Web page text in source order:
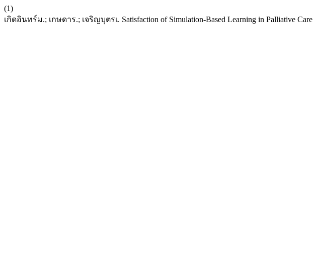
(1)
เกิดอินทร์ม.; เกษดาร.; เจริญบุตรเ. Satisfaction of Simulation-Based Learning in Palliative